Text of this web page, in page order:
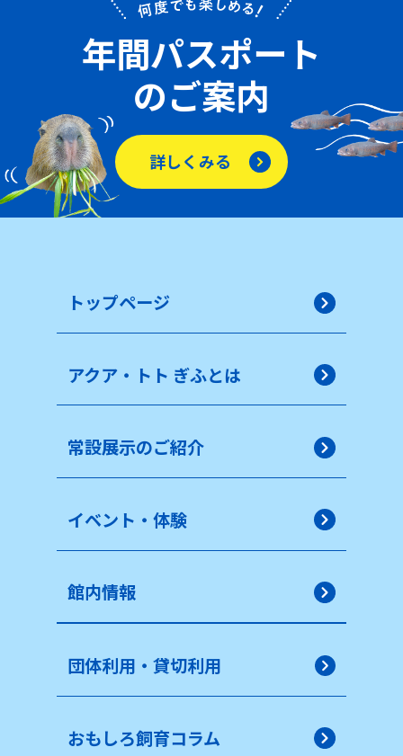
年間パスポート
のご案内
詳しくみる
トップページ
アクア・トト ぎふとは
常設展示のご紹介
イベント・体験
館内情報
団体利用・貸切利用
おもしろ飼育コラム